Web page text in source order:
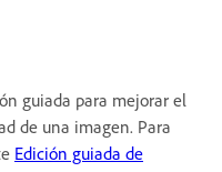
guiada para mejorar el
de una imagen. Para
Edición guiada de